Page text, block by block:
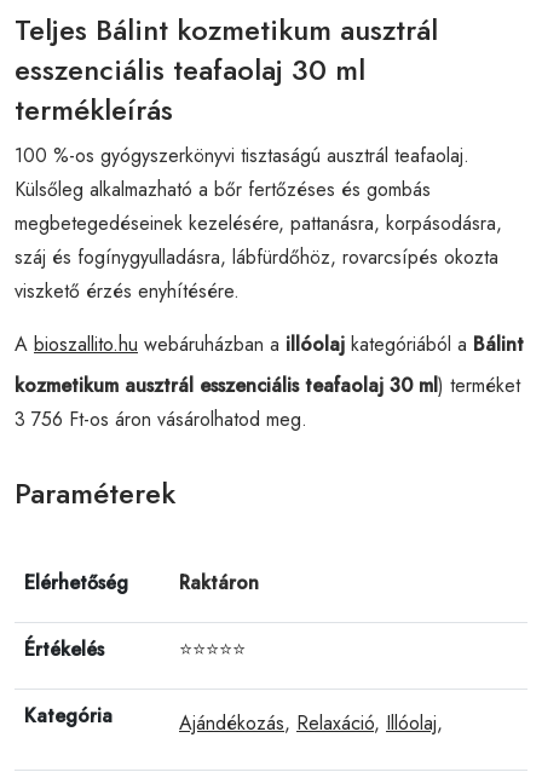
Teljes Bálint kozmetikum ausztrál
esszenciális teafaolaj 30 ml
termékleírás
100 %-os gyógyszerkönyvi tisztaságú ausztrál teafaolaj.
Külsőleg alkalmazható a bőr fertőzéses és gombás
megbetegedéseinek kezelésére, pattanásra, korpásodásra,
száj és fogínygyulladásra, lábfürdőhöz, rovarcsípés okozta
viszkető érzés enyhítésére.
A bioszallito.hu webáruházban a illóolaj kategóriából a Bálint
kozmetikum ausztrál esszenciális teafaolaj 30 ml) terméket
3 756 Ft-os áron vásárolhatod meg.
Paraméterek
Elérhetőség Raktáron
Értékelés ⭐⭐⭐⭐⭐
Kategória Ajándékozás, Relaxáció, Illóolaj,